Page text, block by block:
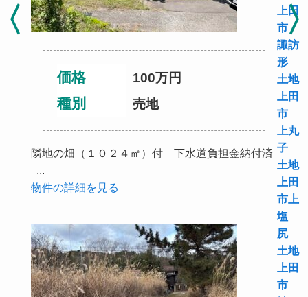
価格 100万円
種別 売地
隣地の畑（１０２４㎡）付 下水道負担金納付済
物件の詳細を見る
上田
市
諏訪
形
土地
上田
市
上丸
子
土地
上田
市上
塩
尻
土地
上田
市